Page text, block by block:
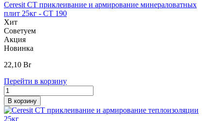
Ceresit CT приклеивание и армирование минераловатных
плит 25кг - СТ 190
Хит
Советуем
Акция
Новинка
22,10 Br
Перейти в корзину
В корзину